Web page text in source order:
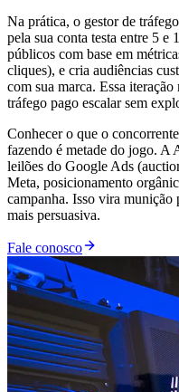
Na prática, o gestor de
pela sua conta testa entre 5 e
públicos com base em
cliques), e cria audiências
com sua marca. Essa
tráfego pago escalar sem
Conhecer o que o
fazendo é metade do jogo.
leilões do Google Ads
Meta, posicionamento
campanha. Isso vira munição
mais persuasiva.
Fale conosco